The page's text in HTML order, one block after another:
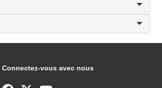
Connectez-vous avec nous